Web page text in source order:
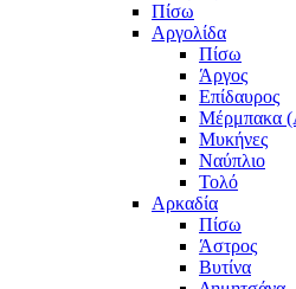
Πίσω
Αργολίδα
Πίσω
Άργος
Επίδαυρος
Μέρμπακα
Μυκήνες
Ναύπλιο
Τολό
Αρκαδία
Πίσω
Άστρος
Βυτίνα